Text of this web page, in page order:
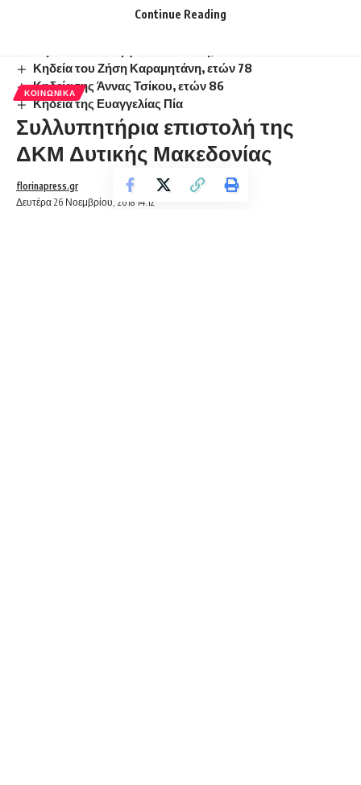
Συλλυπητήριο μήνυμα του Βουλευτή Κώστα Σέλτσα
Κηδεία του Ζήση Καραμητάνη, ετών 78
Κηδεία της Άννας Τσίκου, ετών 86
Κηδεία της Ευαγγελίας Πία
Continue Reading
ΚΟΙΝΩΝΙΚΆ
Συλλυπητήρια επιστολή της
ΔΚΜ Δυτικής Μακεδονίας
Δευτέρα 26 Νοεμβρίου, 2018 14:12
florinapress.gr